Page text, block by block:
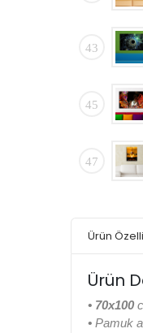
43
45
47
Ürün
Ürün
• 70x100
• Pamuk